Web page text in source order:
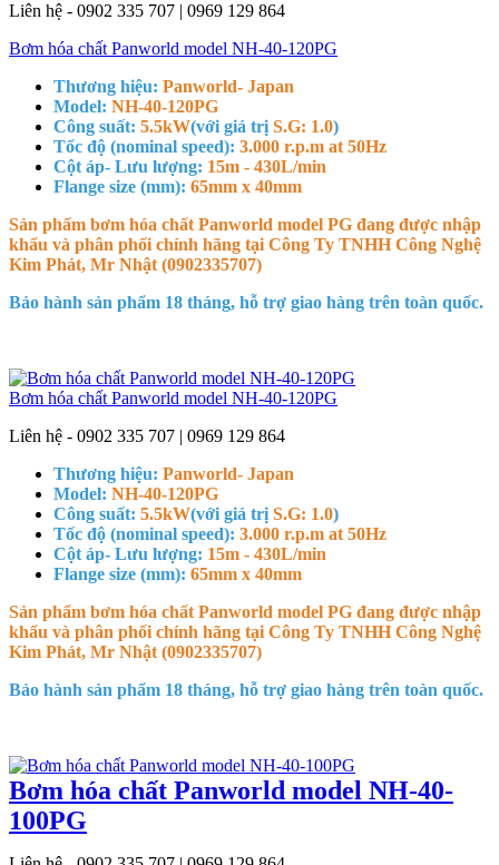
Liên hệ - 0902 335 707 | 0969 129 864
Bơm hóa chất Panworld model NH-40-120PG
Thương hiệu: Panworld- Japan
Model: NH-40-120PG
Công suất: 5.5kW(với giá trị S.G: 1.0)
Tốc độ (nominal speed): 3.000 r.p.m at 50Hz
Cột áp- Lưu lượng: 15m - 430L/min
Flange size (mm): 65mm x 40mm
Sản phẩm bơm hóa chất Panworld model PG đang được nhập
khẩu và phân phối chính hãng tại Công Ty TNHH Công Nghệ
Kim Phát, Mr Nhật (0902335707)
Bảo hành sản phẩm 18 tháng, hỗ trợ giao hàng trên toàn quốc.
Bơm hóa chất Panworld model NH-40-120PG
Liên hệ - 0902 335 707 | 0969 129 864
Thương hiệu: Panworld- Japan
Model: NH-40-120PG
Công suất: 5.5kW(với giá trị S.G: 1.0)
Tốc độ (nominal speed): 3.000 r.p.m at 50Hz
Cột áp- Lưu lượng: 15m - 430L/min
Flange size (mm): 65mm x 40mm
Sản phẩm bơm hóa chất Panworld model PG đang được nhập
khẩu và phân phối chính hãng tại Công Ty TNHH Công Nghệ
Kim Phát, Mr Nhật (0902335707)
Bảo hành sản phẩm 18 tháng, hỗ trợ giao hàng trên toàn quốc.
Bơm hóa chất Panworld model NH-40-
100PG